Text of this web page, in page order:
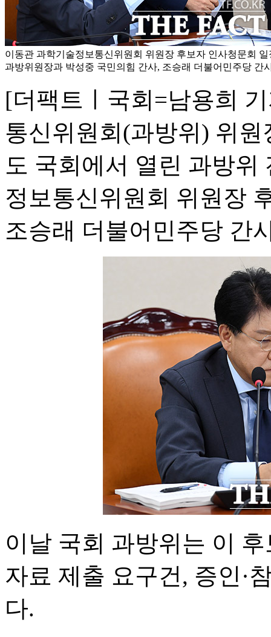
이동관 과학기술정보통신위원회 위원장 후보자 인사청문회
과방위원장과 박성중 국민의힘 간사, 조승래 더불어민주당 간
[더팩트ㅣ국회=남용희
통신위원회(과방위) 위
도 국회에서 열린 과방
정보통신위원회 위원장
조승래 더불어민주당 간
이날 국회 과방위는 이
자료 제출 요구건, 증인·
다.